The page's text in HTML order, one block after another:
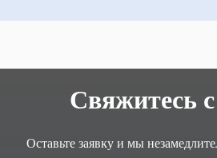
Свяжитесь
Оставьте заявку и мы